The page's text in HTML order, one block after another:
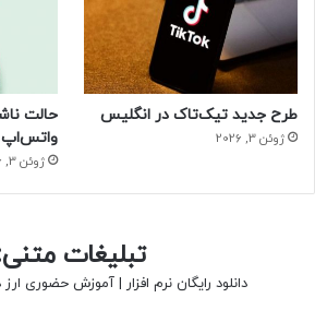
طرح جدید تیک‌تاک در انگلیس
ژوئن 3, 2026
ژوئن 3, 2026
تبلیغات
دانلود رایگان نرم افزار | آموزش حضوری ارز